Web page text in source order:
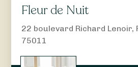
Fleur de Nuit
22 boulevard Richard Lenoir,
75011